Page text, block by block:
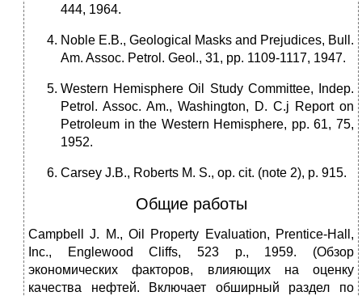
444, 1964.
Noble E.В., Geological Masks and Prejudices, Bull.
Am. Assoc. Petrol. Geol., 31, pp. 1109-1117, 1947.
Western Hemisphere Oil Study Committee, Indep.
Petrol. Assoc. Am., Washington, D. C.j Report on
Petroleum in the Western Hemisphere, pp. 61, 75,
1952.
Сarseу J.В., Roberts M. S., op. cit. (note 2), p. 915.
Общие работы
Campbell J. M., Oil Property Evaluation, Prentice-Hall,
Inc., Englewood Cliffs, 523 p., 1959. (Обзор
экономических факторов, влияющих на оценку
качества нефтей. Включает обширный раздел по